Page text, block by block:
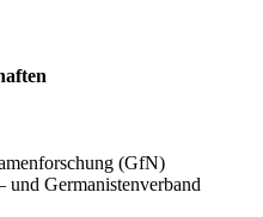
(GfN)
und Germanistenverband